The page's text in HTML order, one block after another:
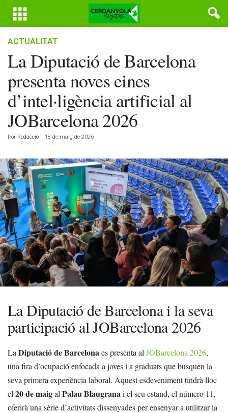
ACTUALITAT
La Diputació de Barcelona
presenta noves eines
d’intel·ligència artificial al
JOBarcelona 2026
Por Redacció - 18 de maig de 2026
La Diputació de Barcelona i la seva
participació al JOBarcelona 2026
La Diputació de Barcelonaes presenta al JOBarcelona 2026,
una fira d’ocupació enfocada a joves i a graduats que busquen la
seva primera experiència laboral. Aquest esdeveniment tindrà lloc
el 20 de maigal Palau Blaugranai el seu estand, el número 11,
oferirà una sèrie d’activitats dissenyades per ensenyar a utilitzar la